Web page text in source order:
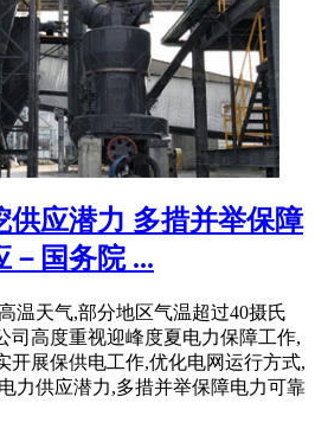
供应潜力 多措并举保障
－国务院 ...
温天气,部分地区气温超过40摄氏
司高度重视迎峰度夏电力保障工作,
开展保供电工作,优化电网运行方式,
力供应潜力,多措并举保障电力可靠